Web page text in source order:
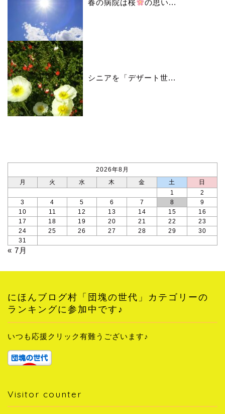
春の病院は桜 の思い...
シニアを「デザート世...
2026年8月
月
火 水 木 金 土
日
1
2
3
4 5 6 7 8
9
10
11 12 13 14 15
16
17
18 19 20 21 22
23
24
25 26 27 28 29
30
31
« 7月
にほんブログ村「団塊の世代」カテゴリーの
ランキングに参加中です♪
いつも応援クリック有難うございます♪
Visitor counter